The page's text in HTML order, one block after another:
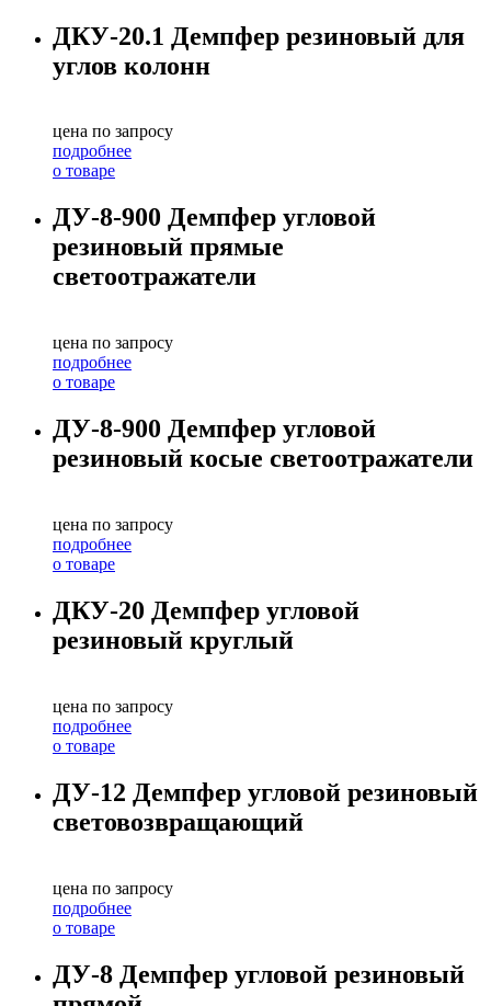
ДКУ-20.1 Демпфер резиновый для
углов колонн
цена по запросу
подробнее
о товаре
ДУ-8-900 Демпфер угловой
резиновый прямые
светоотражатели
цена по запросу
подробнее
о товаре
ДУ-8-900 Демпфер угловой
резиновый косые светоотражатели
цена по запросу
подробнее
о товаре
ДКУ-20 Демпфер угловой
резиновый круглый
цена по запросу
подробнее
о товаре
ДУ-12 Демпфер угловой резиновый
световозвращающий
цена по запросу
подробнее
о товаре
ДУ-8 Демпфер угловой резиновый